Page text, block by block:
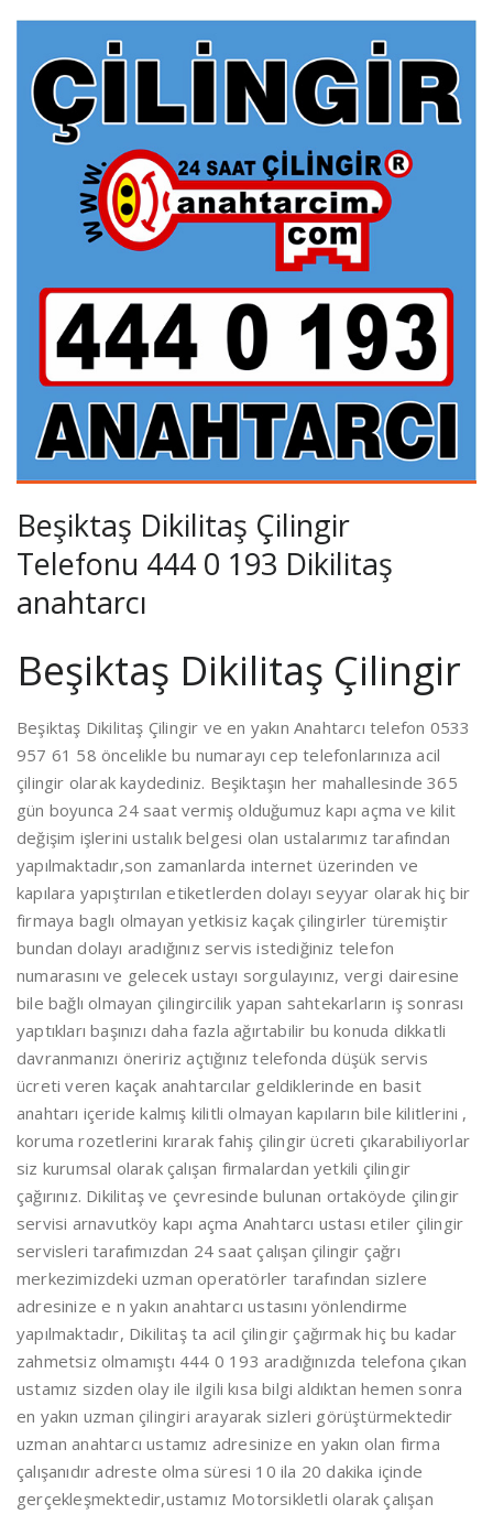
Beşiktaş Dikilitaş Çilingir
Telefonu 444 0 193 Dikilitaş
anahtarcı
Beşiktaş Dikilitaş Çilingir
Beşiktaş Dikilitaş Çilingir ve en yakın Anahtarcı telefon 0533
957 61 58 öncelikle bu numarayı cep telefonlarınıza acil
çilingir olarak kaydediniz. Beşiktaşın her mahallesinde 365
gün boyunca 24 saat vermiş olduğumuz kapı açma ve kilit
değişim işlerini ustalık belgesi olan ustalarımız tarafından
yapılmaktadır,son zamanlarda internet üzerinden ve
kapılara yapıştırılan etiketlerden dolayı seyyar olarak hiç bir
firmaya baglı olmayan yetkisiz kaçak çilingirler türemiştir
bundan dolayı aradığınız servis istediğiniz telefon
numarasını ve gelecek ustayı sorgulayınız, vergi dairesine
bile bağlı olmayan çilingircilik yapan sahtekarların iş sonrası
yaptıkları başınızı daha fazla ağırtabilir bu konuda dikkatli
davranmanızı öneririz açtığınız telefonda düşük servis
ücreti veren kaçak anahtarcılar geldiklerinde en basit
anahtarı içeride kalmış kilitli olmayan kapıların bile kilitlerini ,
koruma rozetlerini kırarak fahiş çilingir ücreti çıkarabiliyorlar
siz kurumsal olarak çalışan firmalardan yetkili çilingir
çağırınız. Dikilitaş ve çevresinde bulunan ortaköyde çilingir
servisi arnavutköy kapı açma Anahtarcı ustası etiler çilingir
servisleri tarafımızdan 24 saat çalışan çilingir çağrı
merkezimizdeki uzman operatörler tarafından sizlere
adresinize e n yakın anahtarcı ustasını yönlendirme
yapılmaktadır, Dikilitaş ta acil çilingir çağırmak hiç bu kadar
zahmetsiz olmamıştı 444 0 193 aradığınızda telefona çıkan
ustamız sizden olay ile ilgili kısa bilgi aldıktan hemen sonra
en yakın uzman çilingiri arayarak sizleri görüştürmektedir
uzman anahtarcı ustamız adresinize en yakın olan firma
çalışanıdır adreste olma süresi 10 ila 20 dakika içinde
gerçekleşmektedir,ustamız Motorsikletli olarak çalışan